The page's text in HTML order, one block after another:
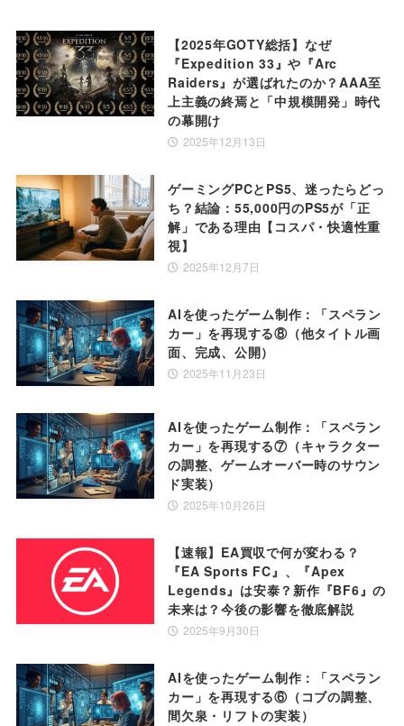
【2025年GOTY総括】なぜ
『Expedition 33』や『Arc
Raiders』が選ばれたのか？AAA至
上主義の終焉と「中規模開発」時代
の幕開け
2025年12月13日
ゲーミングPCとPS5、迷ったらどっ
ち？結論：55,000円のPS5が「正
解」である理由【コスパ・快適性重
視】
2025年12月7日
AIを使ったゲーム制作：「スペラン
カー」を再現する⑧（他タイトル画
面、完成、公開）
2025年11月23日
AIを使ったゲーム制作：「スペラン
カー」を再現する⑦（キャラクター
の調整、ゲームオーバー時のサウン
ド実装）
2025年10月26日
【速報】EA買収で何が変わる？
『EA Sports FC』、『Apex
Legends』は安泰？新作『BF6』の
未来は？今後の影響を徹底解説
2025年9月30日
AIを使ったゲーム制作：「スペラン
カー」を再現する⑥（コブの調整、
間欠泉・リフトの実装）